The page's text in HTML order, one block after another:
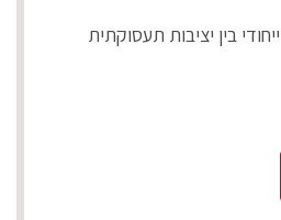
בין יציבות תעסוקתית